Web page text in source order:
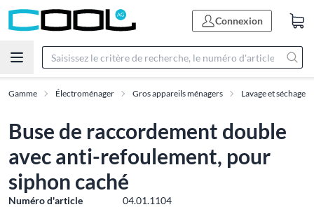
Connexion
Gamme Électroménager Gros appareils ménagers Lavage et séchage
Buse de raccordement double
avec anti-refoulement, pour
siphon caché
Numéro d'article
04.01.1104